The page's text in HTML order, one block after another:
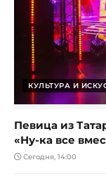
КУЛЬТУРА И
Певица из
«Ну-ка все
Сегодня, 14:00